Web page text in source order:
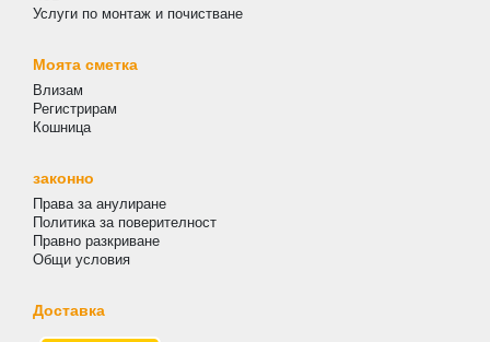
Услуги по монтаж и почистване
Моята сметка
Влизам
Регистрирам
Кошница
законно
Права за анулиране
Политика за поверителност
Правно разкриване
Общи условия
Доставка